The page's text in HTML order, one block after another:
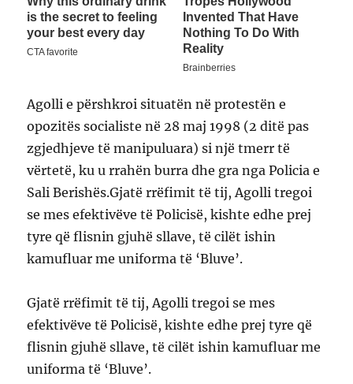
Agolli e përshkroi situatën në protestën e
opozitës socialiste në 28 maj 1998 (2 ditë pas
zgjedhjeve të manipuluara) si një tmerr të
vërtetë, ku u rrahën burra dhe gra nga Policia e
Sali Berishës.Gjatë rrëfimit të tij, Agolli tregoi
se mes efektivëve të Policisë, kishte edhe prej
tyre që flisnin gjuhë sllave, të cilët ishin
kamufluar me uniforma të ‘Bluve’.
Gjatë rrëfimit të tij, Agolli tregoi se mes
efektivëve të Policisë, kishte edhe prej tyre që
flisnin gjuhë sllave, të cilët ishin kamufluar me
uniforma të ‘Bluve’.